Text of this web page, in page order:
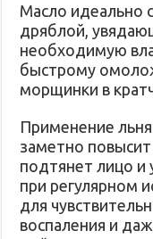
Масло идеально
дряблой,
необходимую
быстрому
морщинки в
Применение
заметно повысит
подтянет лицо и
при регулярном
для
воспаления и